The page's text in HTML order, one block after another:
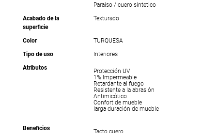
Paraiso / cuero sintetico
Acabado de la
superficie
Texturado
Color
TURQUESA
Tipo de uso
Interiores
Atributos
Protección UV
1% Impermeable
Retardante al fuego
Resistente a la abrasión
Antimicótico
Confort de mueble
larga duración de mueble
Beneficios Tacto cuero